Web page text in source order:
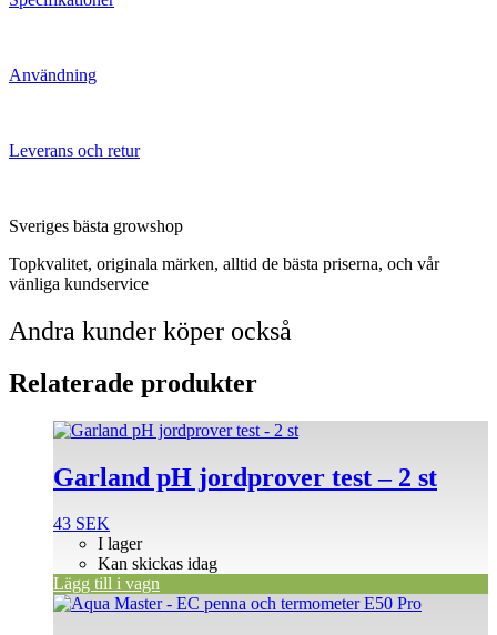
Användning
Leverans och retur
Sveriges bästa growshop
Topkvalitet, originala märken, alltid de bästa priserna, och vår
vänliga kundservice
Andra kunder köper också
Relaterade produkter
Garland pH jordprover test – 2 st
43 SEK
I lager
Kan skickas idag
Lägg till i vagn